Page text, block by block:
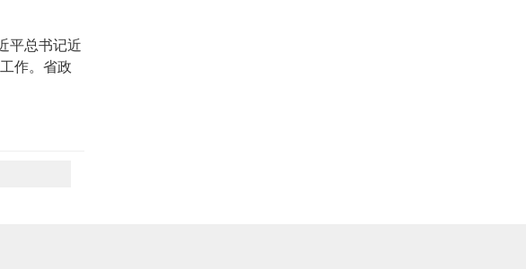
平总书记近
作。省政